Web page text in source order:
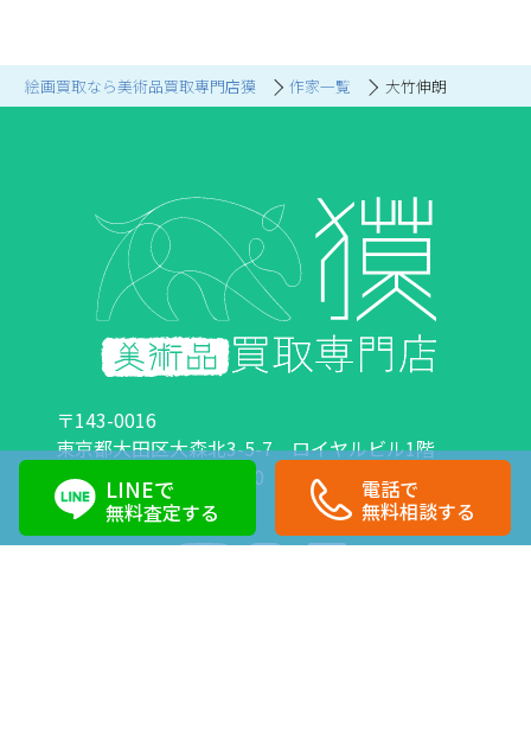
LINEで
無料査定する
電話で
無料相談する
絵画買取なら美術品買取専門店獏 作家一覧 大竹伸朗
〒143-0016
東京都大田区大森北3-5-7 ロイヤルビル1階
営業時間：10:00～18:00 定休日：日曜日・祝日
0120-89-0007 03-6423-1033